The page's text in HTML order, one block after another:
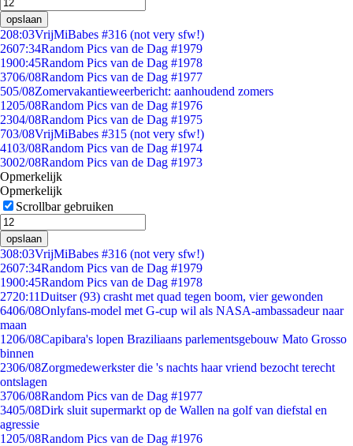
opslaan
208:03VrijMiBabes #316 (not very sfw!)
2607:34Random Pics van de Dag #1979
1900:45Random Pics van de Dag #1978
3706/08Random Pics van de Dag #1977
505/08Zomervakantieweerbericht: aanhoudend zomers
1205/08Random Pics van de Dag #1976
2304/08Random Pics van de Dag #1975
703/08VrijMiBabes #315 (not very sfw!)
4103/08Random Pics van de Dag #1974
3002/08Random Pics van de Dag #1973
Opmerkelijk
Opmerkelijk
Scrollbar gebruiken
opslaan
308:03VrijMiBabes #316 (not very sfw!)
2607:34Random Pics van de Dag #1979
1900:45Random Pics van de Dag #1978
2720:11Duitser (93) crasht met quad tegen boom, vier gewonden
6406/08Onlyfans-model met G-cup wil als NASA-ambassadeur naar
maan
1206/08Capibara's lopen Braziliaans parlementsgebouw Mato Grosso
binnen
2306/08Zorgmedewerkster die 's nachts haar vriend bezocht terecht
ontslagen
3706/08Random Pics van de Dag #1977
3405/08Dirk sluit supermarkt op de Wallen na golf van diefstal en
agressie
1205/08Random Pics van de Dag #1976